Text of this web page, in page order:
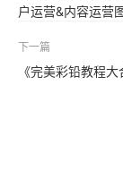
户运营&内容运营
下一篇
《完美彩铅教程大